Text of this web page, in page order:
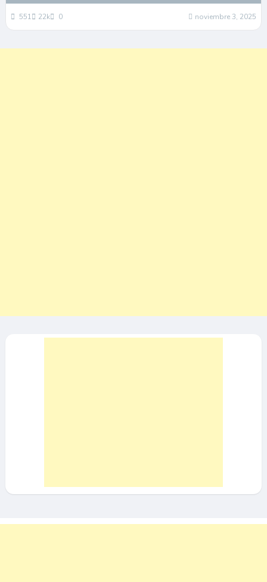
551 22k 0 noviembre 3, 2025